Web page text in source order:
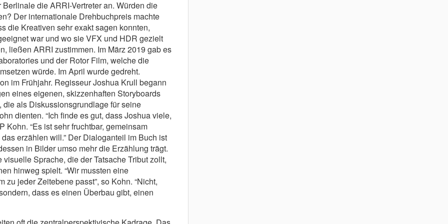
die ARRI-Vertreter an. Würden die
Der internationale Drehbuchpreis machte
die Kreativen sehr exakt sagen konnten,
war und wo sie VFX und HDR gezielt
ließen ARRI zustimmen. Im März 2019 gab es
und der Rotor Film, welche die
würde. Im April wurde gedreht.
im Frühjahr. Regisseur Joshua Krull begann
eines eigenen, skizzenhaften Storyboards
als Diskussionsgrundlage für seine
dienten. “Ich finde es gut, dass Joshua viele,
Kohn. “Es ist sehr fruchtbar, gemeinsam
erzählen will.” Der Dialoganteil im Buch ist
in Bilder umso mehr die Erzählung trägt.
Sprache, die der Tatsache Tribut zollt,
hinweg spielt. “Wir mussten eine
zu jeder Zeitebene passt”, so Kohn. “Nicht,
dass es einen Überbau gibt, einen